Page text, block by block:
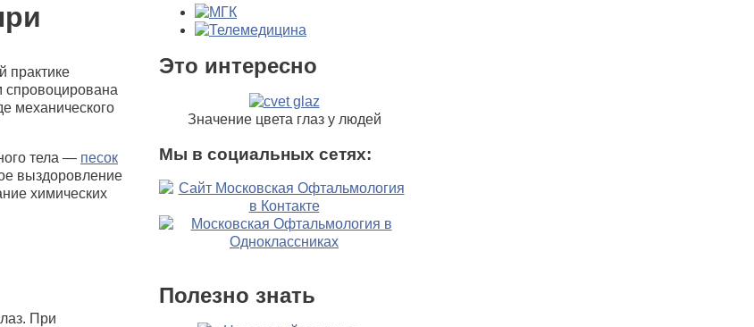
практике
спровоцирована
механического
тела — песок
выздоровление
химических
При
Это интересно
Значение цвета глаз у людей
Мы в социальных сетях:
Полезно знать